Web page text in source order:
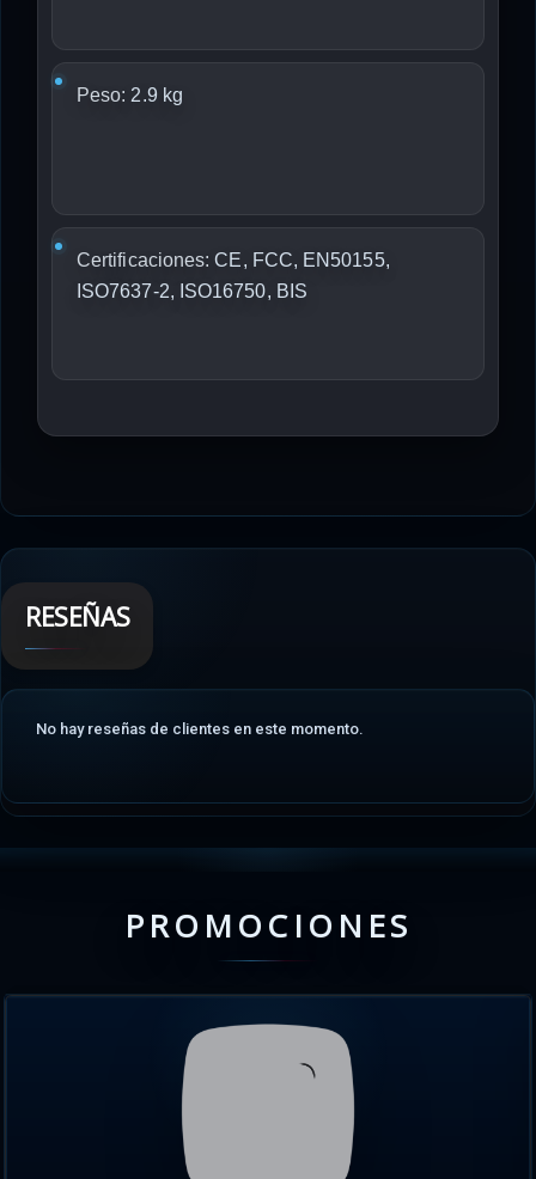
Peso: 2.9 kg
Certificaciones: CE, FCC, EN50155,
ISO7637-2, ISO16750, BIS
RESEÑAS
No hay reseñas de clientes en este momento.
PROMOCIONES